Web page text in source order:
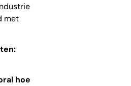
met
hoe